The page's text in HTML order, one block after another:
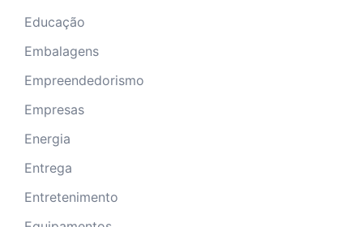
Educação
Embalagens
Empreendedorismo
Empresas
Energia
Entrega
Entretenimento